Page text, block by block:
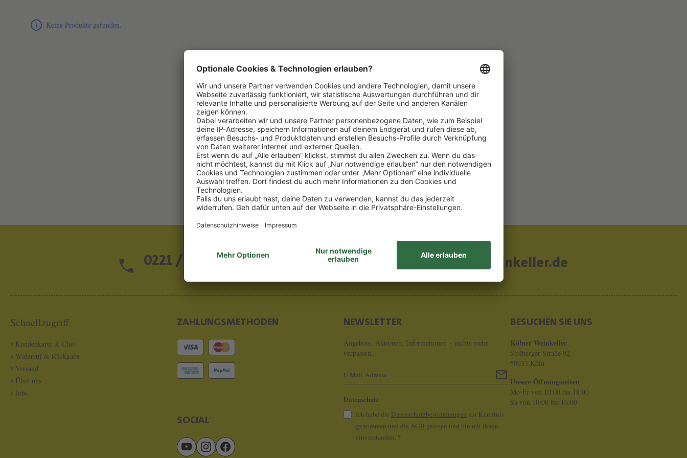
Keine Produkte gefunden.
0221 / 13 97 28 - 0 info@koelner-weinkeller.de
Schnellzugriff
Kundenkarte & Club
Widerruf & Rückgabe
Versand
Über uns
Jobs
ZAHLUNGSMETHODEN
SOCIAL
NEWSLETTER
Angebote, Aktionen, Informationen – nichts mehr
verpassen.
Datenschutz
Ich habe die Datenschutzbestimmungen zur Kenntnis
genommen und die AGB gelesen und bin mit ihnen
einverstanden. *
BESUCHEN SIE UNS
Kölner Weinkeller
Stolberger Straße 92
50933 Köln
Unsere Öffnungszeiten
Mo-Fr von 10:00 bis 18:00
Sa von 10:00 bis 16:00